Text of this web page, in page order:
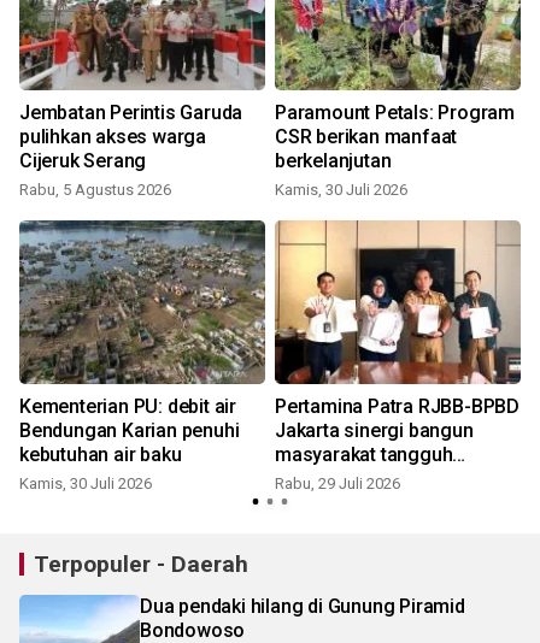
Jembatan Perintis Garuda
pulihkan akses warga
Cijeruk Serang
Rabu, 5 Agustus 2026
Paramount Petals: Program
CSR berikan manfaat
berkelanjutan
Kamis, 30 Juli 2026
Kementerian PU: debit air
Bendungan Karian penuhi
kebutuhan air baku
Kamis, 30 Juli 2026
Pertamina Patra RJBB-BPBD
Jakarta sinergi bangun
masyarakat tangguh
bencana
Rabu, 29 Juli 2026
Terpopuler - Daerah
Dua pendaki hilang di Gunung Piramid
Bondowoso